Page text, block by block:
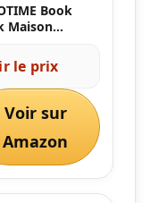
Book
Maison
avec
Booknook
House
Décoration
de Vacances
Wine Alley)
le prix
Voir sur
Amazon